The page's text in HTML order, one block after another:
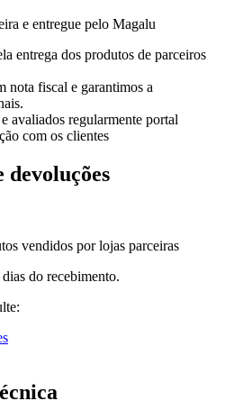
e entregue pelo Magalu
entrega dos produtos de parceiros
nota fiscal e garantimos a
avaliados regularmente portal
com os clientes
devoluções
vendidos por lojas parceiras
do recebimento.